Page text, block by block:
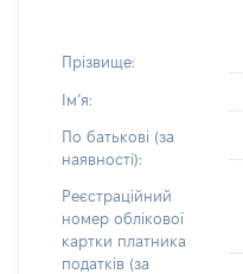
Прізвище:
Імʼя:
По батькові (за
наявності):
Реєстраційний
номер облікової
картки платника
податків (за